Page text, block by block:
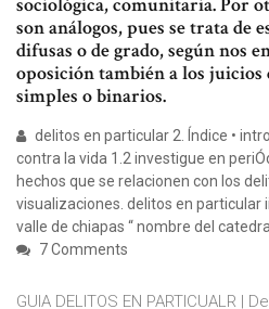
sociológica, comunitaria. Por
son análogos, pues se trata de
difusas o de grado, según nos
oposición también a los
simples o binarios.
delitos en particular 2. Índice •
contra la vida 1.2 investigue en
hechos que se relacionen con los
visualizaciones. delitos en particular
valle de chiapas “ nombre del
7 Comments
GUIA DELITOS EN PARTICUALR |